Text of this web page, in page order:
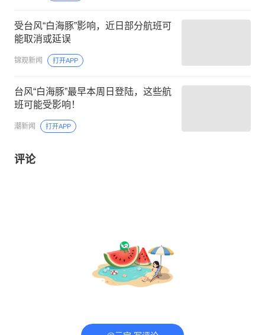
受台风“白海豚”影响，近日部分航班可
能取消或延误
锦观新闻 打开APP
台风“白海豚”最早本周日登陆，这些航
班可能受影响！
潮新闻 打开APP
评论